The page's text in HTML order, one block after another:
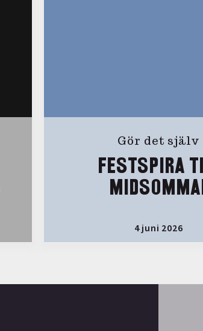
Gör det själv
FESTSPIRA
4 juni 2026